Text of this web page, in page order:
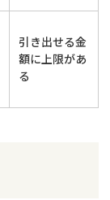
引き出せる金
額に上限があ
る